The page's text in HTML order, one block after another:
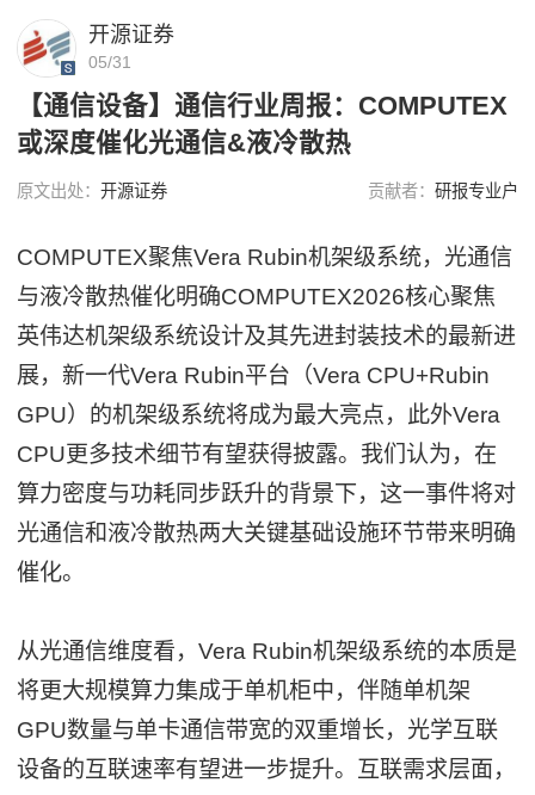
开源证券
05/31
【通信设备】通信行业周报：COMPUTEX
或深度催化光通信&液冷散热
原文出处：开源证券 贡献者： 研报专业户
COMPUTEX聚焦Vera Rubin机架级系统，光通信
与液冷散热催化明确COMPUTEX2026核心聚焦
英伟达机架级系统设计及其先进封装技术的最新进
展，新一代Vera Rubin平台（Vera CPU+Rubin
GPU）的机架级系统将成为最大亮点，此外Vera
CPU更多技术细节有望获得披露。我们认为，在
算力密度与功耗同步跃升的背景下，这一事件将对
光通信和液冷散热两大关键基础设施环节带来明确
催化。
从光通信维度看，Vera Rubin机架级系统的本质是
将更大规模算力集成于单机柜中，伴随单机架
GPU数量与单卡通信带宽的双重增长，光学互联
设备的互联速率有望进一步提升。互联需求层面，